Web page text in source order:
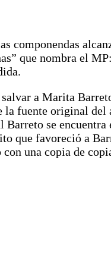
componendas
que nombra el
a Marita
la fuente original del
se encuentra
que favoreció a
una copia de